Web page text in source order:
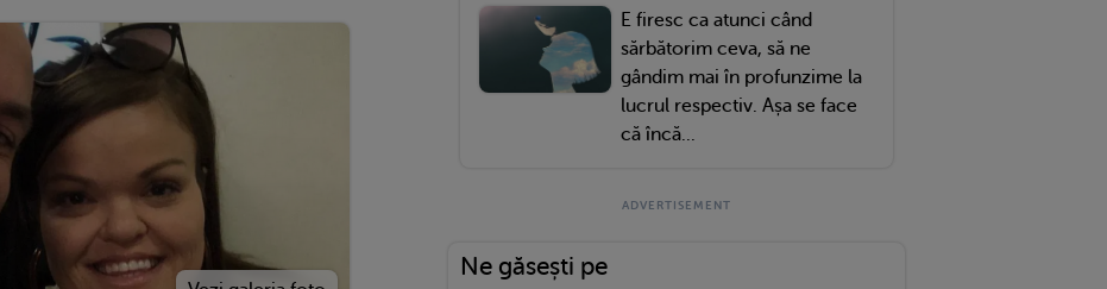
E firesc ca atunci când
sărbătorim ceva, să ne
gândim mai în profunzime la
lucrul respectiv. Așa se face
că încă...
Ne găsești pe